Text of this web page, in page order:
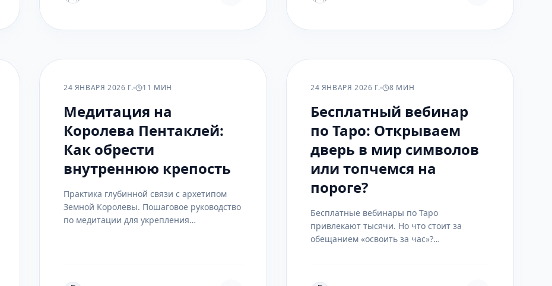
начинается изнутри.
24 ЯНВАРЯ 2026 Г. 11 МИН
Медитация на
Королева Пентаклей:
Как обрести
внутреннюю крепость
Практика глубинной связи с архетипом
Земной Королевы. Пошаговое руководство
по медитации для укрепления
24 ЯНВАРЯ 2026 Г. 8 МИН
Бесплатный вебинар
по Таро: Открываем
дверь в мир символов
или топчемся на
пороге?
Бесплатные вебинары по Таро
привлекают тысячи. Но что стоит за
обещанием «освоить за час»?